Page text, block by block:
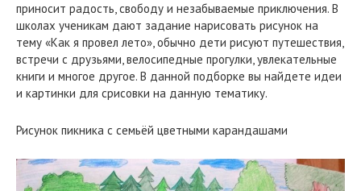
приносит радость, свободу и незабываемые приключения. В
школах ученикам дают задание нарисовать рисунок на
тему «Как я провел лето», обычно дети рисуют путешествия,
встречи с друзьями, велосипедные прогулки, увлекательные
книги и многое другое. В данной подборке вы найдете идеи
и картинки для срисовки на данную тематику.
Рисунок пикника с семьёй цветными карандашами